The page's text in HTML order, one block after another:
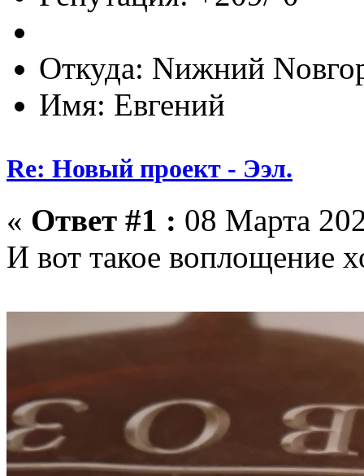
Откуда: Nижний
Имя: Евгений
Re: Новый проект - Ээл.
« Ответ #1 : 08 Марта
И вот такое воплощение